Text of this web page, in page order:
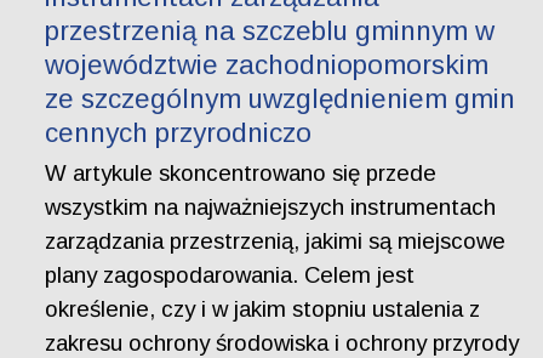
przestrzenią na szczeblu gminnym w
województwie zachodniopomorskim
ze szczególnym uwzględnieniem gmin
cennych przyrodniczo
W artykule skoncentrowano się przede
wszystkim na najważniejszych instrumentach
zarządzania przestrzenią, jakimi są miejscowe
plany zagospodarowania. Celem jest
określenie, czy i w jakim stopniu ustalenia z
zakresu ochrony środowiska i ochrony przyrody